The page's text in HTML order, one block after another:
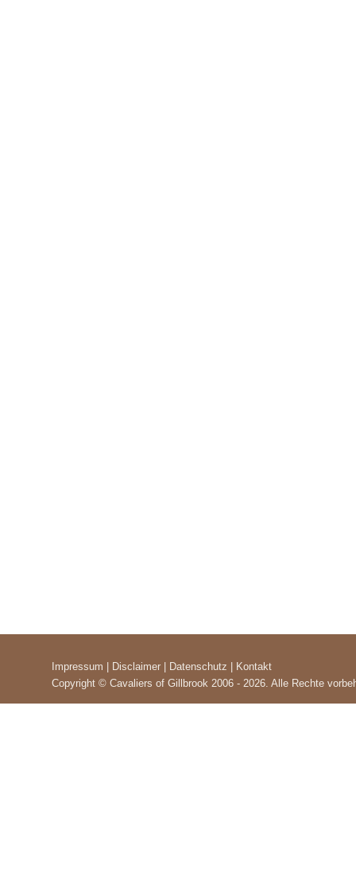
Impressum Disclaimer Datenschutz |
Kontakt
Copyright © Cavaliers of Gillbrook 2006 - 2026. Alle Rechte